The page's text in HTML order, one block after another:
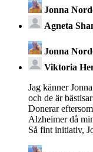
Jonna
Agneta
Jonna
Viktoria
Jag känner
och de är
Donerar
Alzheimer då
Så fint initiativ,